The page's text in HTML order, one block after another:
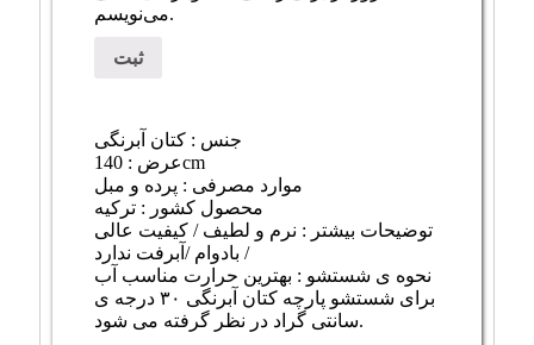
می‌نویسم.
جنس : کتان آبرنگی
عرض : 140cm
موارد مصرفی : پرده و مبل
محصول کشور : ترکیه
توضیحات بیشتر : نرم و لطیف / کیفیت عالی
/ بادوام /آبرفت ندارد
نحوه ی شستشو : بهترین حرارت مناسب آب
برای شستشو پارچه کتان آبرنگی ۳۰ درجه ی
سانتی گراد در نظر گرفته می شود.